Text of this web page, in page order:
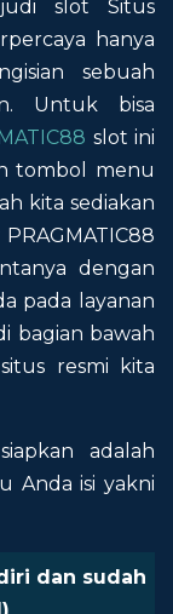
slot Situs
hanya
sebuah
Untuk bisa
slot ini
tombol menu
kita sediakan
dengan
pada layanan
bagian bawah
resmi kita
adalah
Anda isi yakni
dan sudah